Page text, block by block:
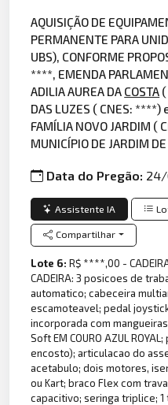
AQUISIÇÃO DE
PERMANENTE PARA
UBS), CONFORME
****, EMENDA
ADILIA AUREA DA COSTA
DAS LUZES ( CNES: ****)
FAMÍLIA NOVO JARDIM (
MUNICÍPIO DE JARDIM
Data do Pregão:
Assistente IA
Compartilhar
Lote 6:R$ ****,00 - CADEIRA
CADEIRA: 3 posicoes de
automatico; cabeceira
escamoteavel; pedal
incorporada com
Soft EM COURO AZUL
encosto); articulacao do
acetabulo; dois motores,
ou Kart; braco Flex com
capacitivo; seringa triplice;